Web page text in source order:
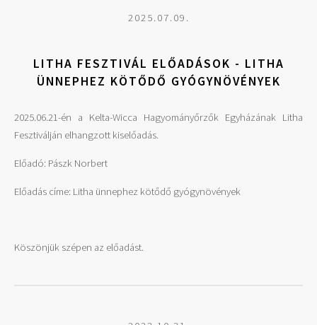
2025.07.09.
LITHA FESZTIVÁL ELŐADÁSOK - LITHA
ÜNNEPHEZ KÖTŐDŐ GYÓGYNÖVÉNYEK
2025.06.21-én a Kelta-Wicca Hagyományőrzők Egyházának Litha
Fesztiválján elhangzott kiselőadás.
Előadó: Pászk Norbert
Előadás címe: Litha ünnephez kötődő gyógynövények
Köszönjük szépen az előadást.